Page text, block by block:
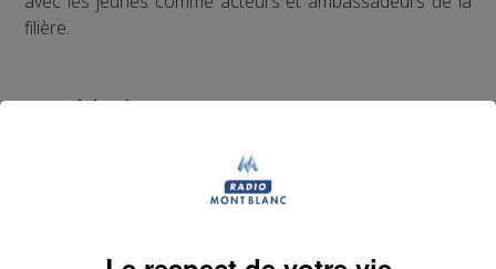
filière.
La méthode ?
prétexte du robot : de la fabrication d’un robot par des
collégiens et lycéens sur plusieurs mois à leur